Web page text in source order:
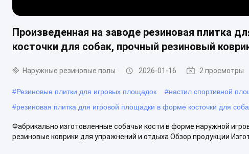
Произведенная на заводе резиновая плитка
косточки для собак, прочный резиновый
Наружные резиновые полы 2026-01-16 2 просмотры
#Резиновые плитки для игровых площадок #настил спортивной
#резиновая плитка для игровой площадки в форме косточки для
Фабрикально изготовленные собачьи кости в форме наружной
резиновые коврики для упражнений и отдыха Обзор продукции